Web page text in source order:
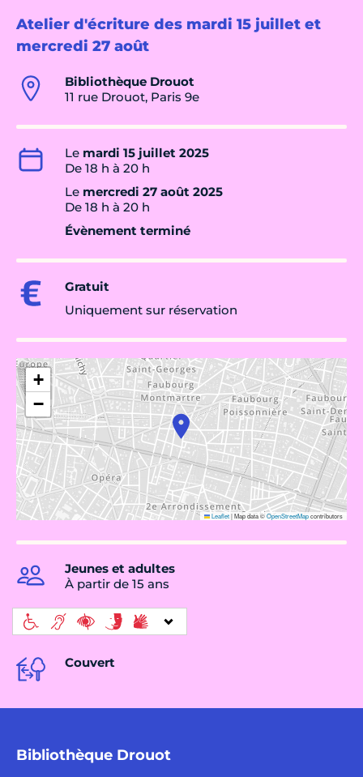
Atelier d'écriture des mardi 15 juillet et
mercredi 27 août
Bibliothèque Drouot
11 rue Drouot, Paris 9e
Le mardi 15 juillet 2025
De 18 h à 20 h
Le mercredi 27 août 2025
De 18 h à 20 h
Évènement terminé
Gratuit
Uniquement sur réservation
+
−
Leaflet|Map data ©OpenStreetMapcontributors
Jeunes et adultes
À partir de 15 ans
Couvert
Bibliothèque Drouot